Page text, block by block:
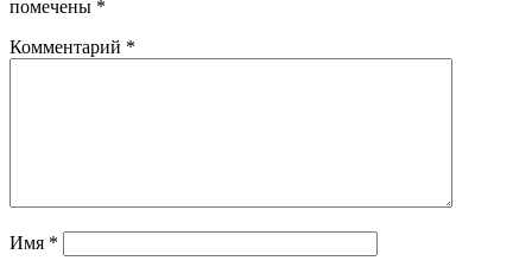
помечены *
Комментарий *
Имя *